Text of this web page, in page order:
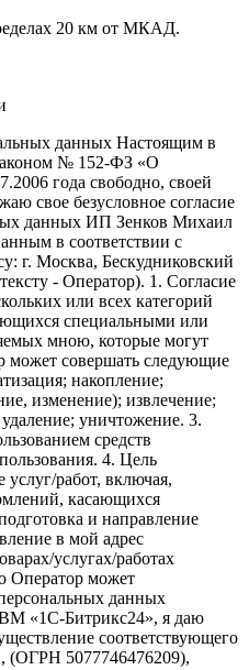
20 км от МКАД.
данных Настоящим в
№ 152-ФЗ «О
года свободно, своей
свое безусловное согласие
данных ИП Зенков Михаил
в соответствии с
г. Москва, Бескудниковский
- Оператор). 1. Согласие
или всех категорий
специальными или
мною, которые могут
может совершать следующие
накопление;
изменение); извлечение;
уничтожение. 3.
средств
4. Цель
услуг/работ, включая,
касающихся
и направление
в мой адрес
услугах/работах
Оператор может
данных
«1С-Битрикс24», я даю
соответствующего
(ОГРН 5077746476209),